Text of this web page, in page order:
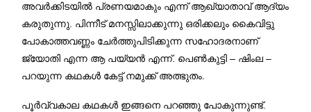
അവർക്കിടയിൽ പ്രണയമാകും എന്ന് ആഖ്യാതാവ് ആദ്യം
കരുതുന്നു. പിന്നീട് മനസ്സിലാക്കുന്നു ഒരിക്കലും കൈവിട്ടു
പോകാത്തവണ്ണം ചേർത്തുപിടിക്കുന്ന സഹോദരനാണ്
ജ്യോതി എന്ന ആ പയ്യൻ എന്ന്. പെൺകുട്ടി – ഷിംല –
പറയുന്ന കഥകൾ കേട്ട് നമുക്ക് അത്ഭുതം.
പൂർവ്വകാല കഥകൾ ഇങ്ങനെ പറഞ്ഞു പോകുന്നുണ്ട്.